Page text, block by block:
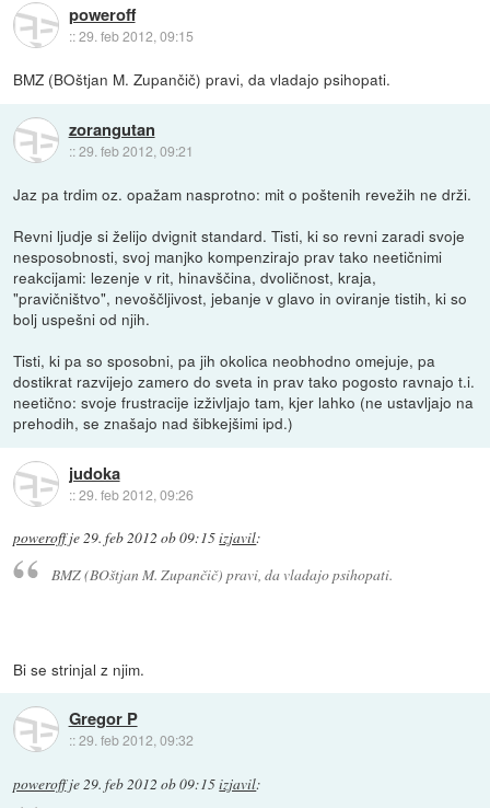
poweroff
::29. feb 2012, 09:15
BMZ (BOštjan M. Zupančič) pravi, da vladajo psihopati.
zorangutan
::29. feb 2012, 09:21
Jaz pa trdim oz. opažam nasprotno: mit o poštenih revežih ne drži.
Revni ljudje si želijo dvignit standard. Tisti, ki so revni zaradi svoje
nesposobnosti, svoj manjko kompenzirajo prav tako neetičnimi
reakcijami: lezenje v rit, hinavščina, dvoličnost, kraja,
"pravičništvo", nevoščljivost, jebanje v glavo in oviranje tistih, ki so
bolj uspešni od njih.
Tisti, ki pa so sposobni, pa jih okolica neobhodno omejuje, pa
dostikrat razvijejo zamero do sveta in prav tako pogosto ravnajo t.i.
neetično: svoje frustracije izživljajo tam, kjer lahko (ne ustavljajo na
prehodih, se znašajo nad šibkejšimi ipd.)
judoka
::29. feb 2012, 09:26
poweroffje29. feb 2012 ob 09:15izjavil:
BMZ (BOštjan M. Zupančič) pravi, da vladajo psihopati.
Bi se strinjal z njim.
Gregor P
::29. feb 2012, 09:32
poweroffje29. feb 2012 ob 09:15izjavil: